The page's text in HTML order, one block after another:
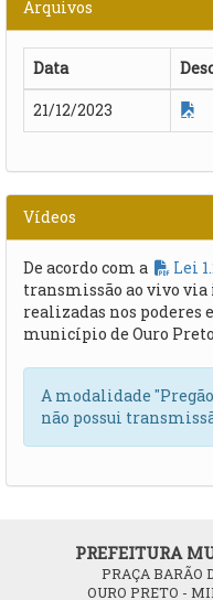
Arquivos
Data
21/12/2023
Vídeos
De acordo com a Lei
transmissão ao vivo
realizadas nos poderes
município de Ouro
A modalidade
não possui
PREFEITURA
PRAÇA BARÃO
OURO PRETO -